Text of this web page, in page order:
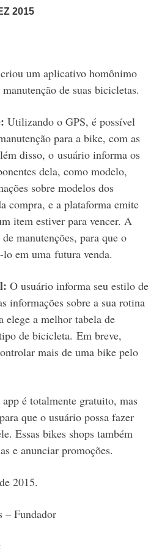
2015
um aplicativo homônimo
de suas bicicletas.
Utilizando o GPS, é possível
para a bike, com as
disso, o usuário informa os
dela, como modelo,
sobre modelos dos
compra, e a plataforma emite
item estiver para vencer. A
manutenções, para que o
lo em uma futura venda.
O usuário informa seu estilo de
informações sobre a sua rotina
a melhor tabela de
de bicicleta. Em breve,
mais de uma bike pelo
app é totalmente gratuito, mas
que o usuário possa fazer
Essas bikes shops também
e anunciar promoções.
2015.
– Fundador